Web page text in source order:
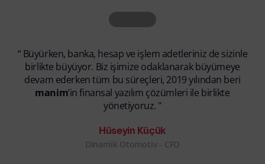
“ Büyürken, banka, hesap ve işlem adetleriniz de sizinle
birlikte büyüyor. Biz işimize odaklanarak büyümeye
devam ederken tüm bu süreçleri, 2019 yılından beri
manim’in finansal yazılım çözümleri ile birlikte
yönetiyoruz. "
Hüseyin Küçük
Dinamik Otomotiv - CFO